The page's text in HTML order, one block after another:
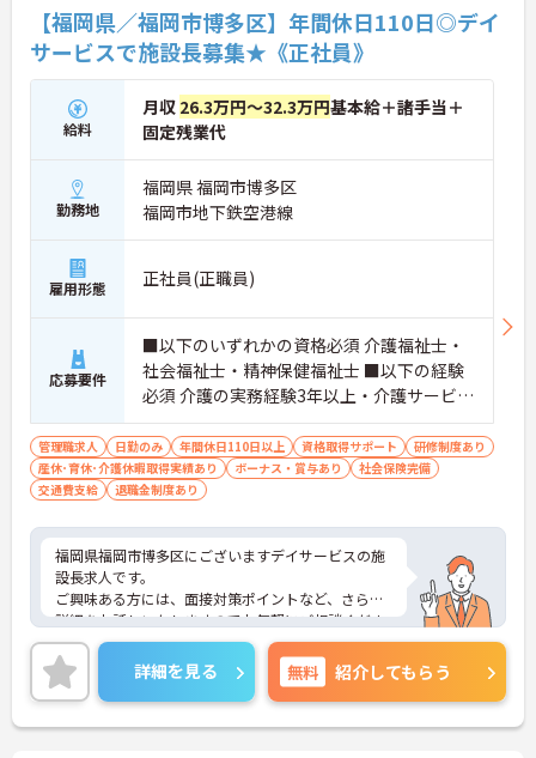
【福岡県／福岡市博多区】年間休日110日◎デイ
サービスで施設長募集★《正社員》
給料
月収 26.3万円～32.3万円基本給＋諸手当＋
固定残業代
勤務地
福岡県 福岡市博多区
福岡市地下鉄空港線
雇用形態 正社員(正職員)
応募要件
■以下のいずれかの資格必須 介護福祉士・
社会福祉士・精神保健福祉士 ■以下の経験
必須 介護の実務経験3年以上・介護サービス
のマネジメントに関する実務経験・運営マ
ネジメントに関する実務経験・チームマネ
ジメントに関する実務経験
管理職求人 日勤のみ 年間休日110日以上 資格取得サポート
研修制度あり
産休･育休･介護休暇取得実績あり
ボーナス・賞与あり
社会保険完備
交通費支給
退職金制度あり
福岡県福岡市博多区にございますデイサービスの施
設長求人です。
ご興味ある方には、面接対策ポイントなど、さらに
詳細をお話しいたしますのでお気軽にご相談くださ
い！
詳細を見る 無料 紹介してもらう